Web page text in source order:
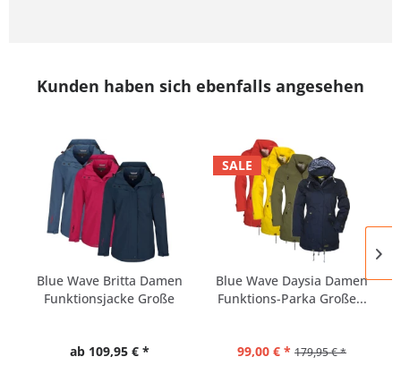
Kunden haben sich ebenfalls angesehen
Blue Wave Britta Damen
Funktionsjacke Große
ab 109,95 € *
SALE
Blue Wave Daysia Damen
Funktions-Parka Große...
99,00 € * 179,95 € *